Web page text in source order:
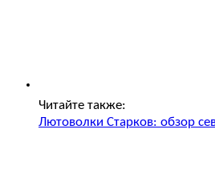
Читайте также:
Лютоволки Старков: обзор